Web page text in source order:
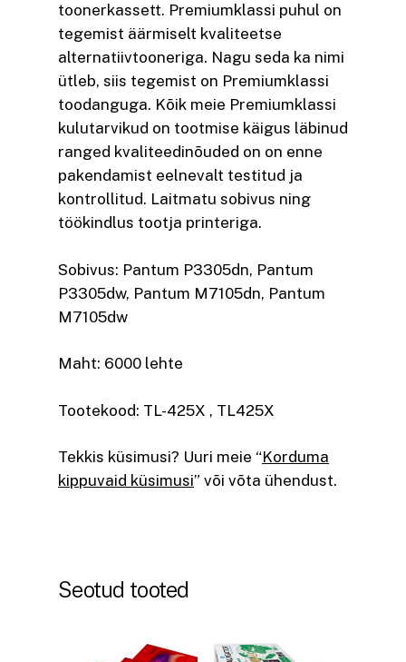
toonerkassett. Premiumklassi puhul on
tegemist äärmiselt kvaliteetse
alternatiivtooneriga. Nagu seda ka nimi
ütleb, siis tegemist on Premiumklassi
toodanguga. Kõik meie Premiumklassi
kulutarvikud on tootmise käigus läbinud
ranged kvaliteedinõuded on on enne
pakendamist eelnevalt testitud ja
kontrollitud. Laitmatu sobivus ning
töökindlus tootja printeriga.
Sobivus: Pantum P3305dn, Pantum
P3305dw, Pantum M7105dn, Pantum
M7105dw
Maht: 6000 lehte
Tootekood: TL-425X , TL425X
Tekkis küsimusi? Uuri meie “Korduma
kippuvaid küsimusi” või võta ühendust.
Seotud tooted